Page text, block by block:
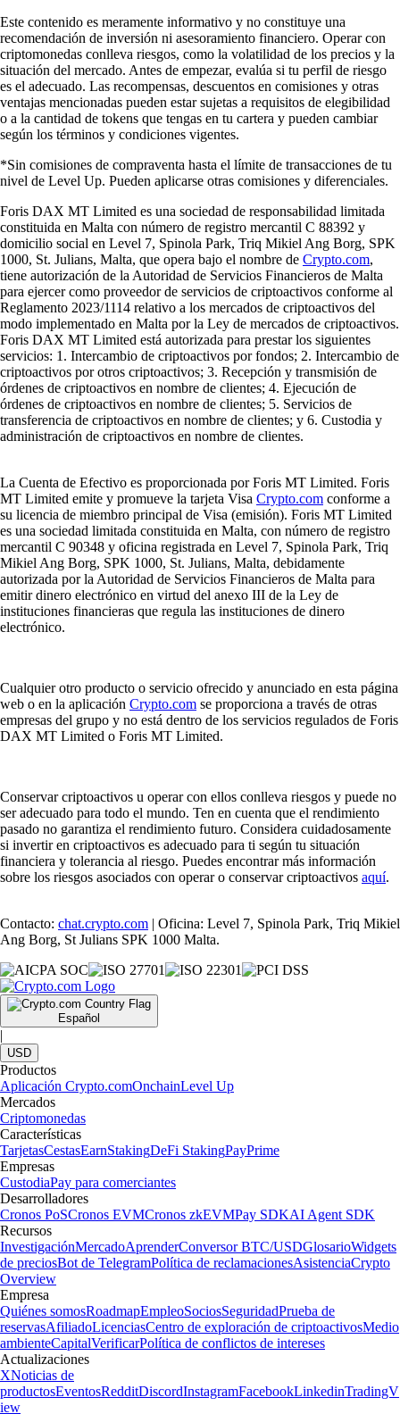
Este contenido es meramente informativo y no constituye una
recomendación de inversión ni asesoramiento financiero. Operar con
criptomonedas conlleva riesgos, como la volatilidad de los precios y la
situación del mercado. Antes de empezar, evalúa si tu perfil de riesgo
es el adecuado. Las recompensas, descuentos en comisiones y otras
ventajas mencionadas pueden estar sujetas a requisitos de elegibilidad
o a la cantidad de tokens que tengas en tu cartera y pueden cambiar
según los términos y condiciones vigentes.
*Sin comisiones de compraventa hasta el límite de transacciones de tu
nivel de Level Up. Pueden aplicarse otras comisiones y diferenciales.
Foris DAX MT Limited es una sociedad de responsabilidad limitada
constituida en Malta con número de registro mercantil C 88392 y
domicilio social en Level 7, Spinola Park, Triq Mikiel Ang Borg, SPK
1000, St. Julians, Malta, que opera bajo el nombre de Crypto.com,
tiene autorización de la Autoridad de Servicios Financieros de Malta
para ejercer como proveedor de servicios de criptoactivos conforme al
Reglamento 2023/1114 relativo a los mercados de criptoactivos del
modo implementado en Malta por la Ley de mercados de criptoactivos.
Foris DAX MT Limited está autorizada para prestar los siguientes
servicios: 1. Intercambio de criptoactivos por fondos; 2. Intercambio de
criptoactivos por otros criptoactivos; 3. Recepción y transmisión de
órdenes de criptoactivos en nombre de clientes; 4. Ejecución de
órdenes de criptoactivos en nombre de clientes; 5. Servicios de
transferencia de criptoactivos en nombre de clientes; y 6. Custodia y
administración de criptoactivos en nombre de clientes.
La Cuenta de Efectivo es proporcionada por Foris MT Limited. Foris
MT Limited emite y promueve la tarjeta Visa Crypto.com conforme a
su licencia de miembro principal de Visa (emisión). Foris MT Limited
es una sociedad limitada constituida en Malta, con número de registro
mercantil C 90348 y oficina registrada en Level 7, Spinola Park, Triq
Mikiel Ang Borg, SPK 1000, St. Julians, Malta, debidamente
autorizada por la Autoridad de Servicios Financieros de Malta para
emitir dinero electrónico en virtud del anexo III de la Ley de
instituciones financieras que regula las instituciones de dinero
electrónico.
Cualquier otro producto o servicio ofrecido y anunciado en esta página
web o en la aplicación Crypto.com se proporciona a través de otras
empresas del grupo y no está dentro de los servicios regulados de Foris
DAX MT Limited o Foris MT Limited.
Conservar criptoactivos u operar con ellos conlleva riesgos y puede no
ser adecuado para todo el mundo. Ten en cuenta que el rendimiento
pasado no garantiza el rendimiento futuro. Considera cuidadosamente
si invertir en criptoactivos es adecuado para ti según tu situación
financiera y tolerancia al riesgo. Puedes encontrar más información
sobre los riesgos asociados con operar o conservar criptoactivos aquí.
Contacto: chat.crypto.com | Oficina: Level 7, Spinola Park, Triq Mikiel
Ang Borg, St Julians SPK 1000 Malta.
Español
|
USD
Productos
Aplicación Crypto.comOnchainLevel Up
Mercados
Criptomonedas
Características
TarjetasCestasEarnStakingDeFi StakingPayPrime
Empresas
CustodiaPay para comerciantes
Desarrolladores
Cronos PoSCronos EVMCronos zkEVMPay SDKAI Agent SDK
Recursos
InvestigaciónMercadoAprenderConversor BTC/USDGlosarioWidgets
de preciosBot de TelegramPolítica de reclamacionesAsistenciaCrypto
Overview
Empresa
Quiénes somosRoadmapEmpleoSociosSeguridadPrueba de
reservasAfiliadoLicenciasCentro de exploración de criptoactivosMedio
ambienteCapitalVerificarPolítica de conflictos de intereses
Actualizaciones
XNoticias de
productosEventosRedditDiscordInstagramFacebookLinkedinTradingV
iew